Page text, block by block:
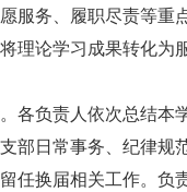
服务、履职尽责等
理论学习成果转化
各负责人依次总结
部日常事务、纪律
任换届相关工作。